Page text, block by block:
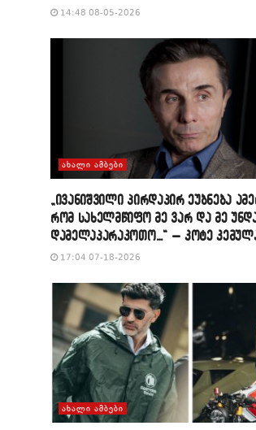
14:48 08-05-2026
ᲐᲮᲐᲚᲘ ᲐᲛᲑᲔᲑᲘ
„ივანიშვილი პირდაპირ ეუბნება
რომ სახელმწიფო მე ვარ და მე
დამელაპარაკოთო…“ – კოტე
17:04 07-18-2026
ᲐᲮᲐᲚᲘ ᲐᲛᲑᲔᲑᲘ